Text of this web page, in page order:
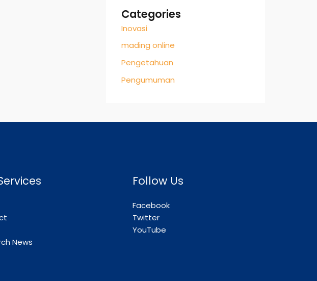
Categories
Inovasi
mading online
Pengetahuan
Pengumuman
News
Follow Us
Facebook
Twitter
YouTube